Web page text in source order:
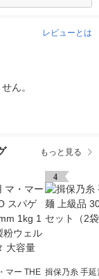
レビューとは
ん。
もっと見る
マー THE
4
揖保乃糸 手延